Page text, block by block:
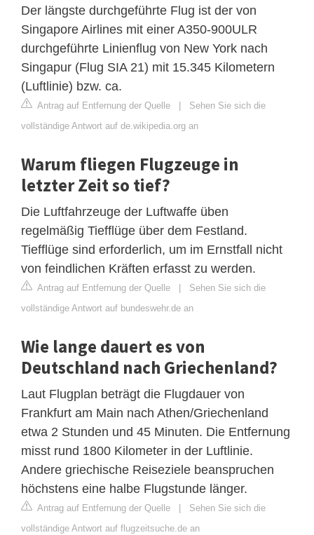
Der längste durchgeführte Flug ist der von
Singapore Airlines mit einer A350-900ULR
durchgeführte Linienflug von New York nach
Singapur (Flug SIA 21) mit 15.345 Kilometern
(Luftlinie) bzw. ca.
Antrag auf Entfernung der Quelle | Sehen Sie sich die
vollständige Antwort auf de.wikipedia.org an
Warum fliegen Flugzeuge in
letzter Zeit so tief?
Die Luftfahrzeuge der Luftwaffe üben
regelmäßig Tiefflüge über dem Festland.
Tiefflüge sind erforderlich, um im Ernstfall nicht
von feindlichen Kräften erfasst zu werden.
Antrag auf Entfernung der Quelle | Sehen Sie sich die
vollständige Antwort auf bundeswehr.de an
Wie lange dauert es von
Deutschland nach Griechenland?
Laut Flugplan beträgt die Flugdauer von
Frankfurt am Main nach Athen/Griechenland
etwa 2 Stunden und 45 Minuten. Die Entfernung
misst rund 1800 Kilometer in der Luftlinie.
Andere griechische Reiseziele beanspruchen
höchstens eine halbe Flugstunde länger.
Antrag auf Entfernung der Quelle | Sehen Sie sich die
vollständige Antwort auf flugzeitsuche.de an